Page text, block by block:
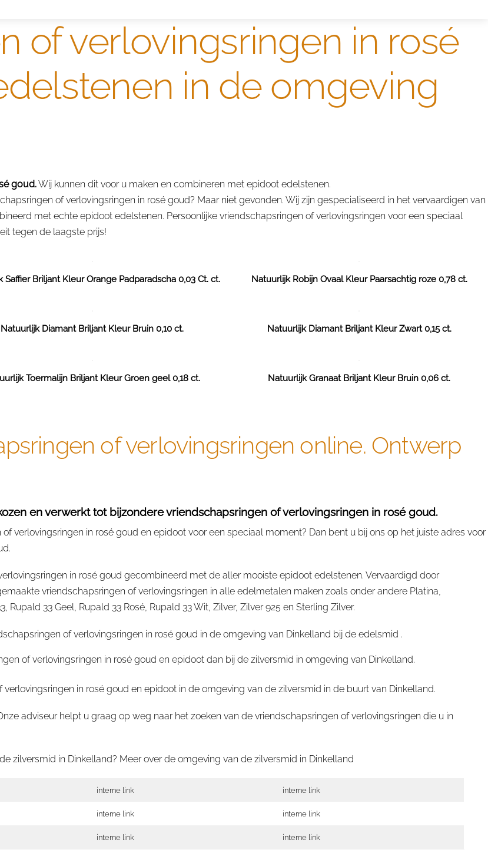
of verlovingsringen in rosé
in de omgeving
goud.Wij kunnen dit voor u maken en combineren met epidoot edelstenen.
of verlovingsringen in rosé goud? Maar niet gevonden. Wij zijn gespecialiseerd in het vervaardigen van
met echte epidoot edelstenen. Persoonlijke vriendschapsringen of verlovingsringen voor een speciaal
tegen de laagste prijs!
Saffier Briljant Kleur Orange Padparadscha 0,03 Ct. ct. Natuurlijk Robijn Ovaal Kleur Paarsachtig roze 0,78 ct.
Natuurlijk Diamant Briljant Kleur Bruin 0,10 ct. Natuurlijk Diamant Briljant Kleur Zwart 0,15 ct.
Toermalijn Briljant Kleur Groen geel 0,18 ct. Natuurlijk Granaat Briljant Kleur Bruin 0,06 ct.
of verlovingsringen online. Ontwerp
en verwerkt tot bijzondere vriendschapsringen of verlovingsringen in rosé goud.
verlovingsringen in rosé goud en epidoot voor een speciaal moment? Dan bent u bij ons op het juiste adres voor
in rosé goud gecombineerd met de aller mooiste epidoot edelstenen. Vervaardigd door
vriendschapsringen of verlovingsringen in alle edelmetalen maken zoals onder andere Platina,
33 Geel, Rupald 33 Rosé, Rupald 33 Wit, Zilver, Zilver 925 en Sterling Zilver.
of verlovingsringen in rosé goud in de omgeving van Dinkelland bij de edelsmid .
of verlovingsringen in rosé goud en epidoot dan bij de zilversmid in omgeving van Dinkelland.
in rosé goud en epidoot in de omgeving van de zilversmid in de buurt van Dinkelland.
adviseur helpt u graag op weg naar het zoeken van de vriendschapsringen of verlovingsringen die u in
zilversmid in Dinkelland? Meer over de omgeving van de zilversmid in Dinkelland
interne link interne link
interne link interne link
interne link interne link